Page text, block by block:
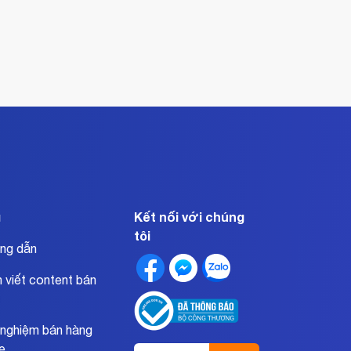
dẫn
viết content bán
bán hàng
Kết nối với chúng
tôi